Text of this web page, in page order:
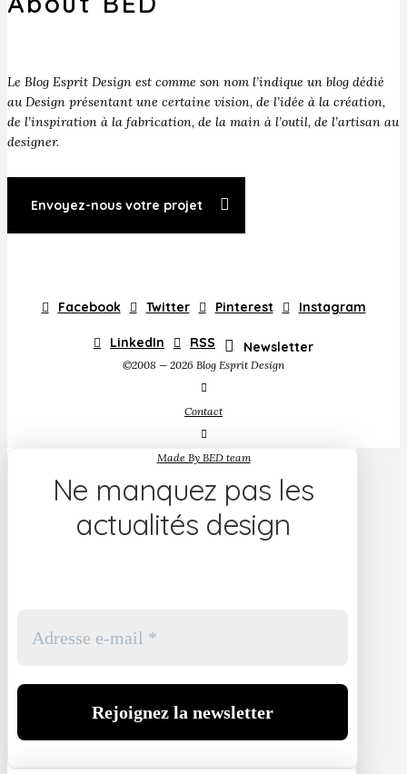
Le Blog Esprit Design est comme son nom l’indique un blog dédié
au Design présentant une certaine vision, de l’idée à la création,
de l’inspiration à la fabrication, de la main à l’outil, de l’artisan au
designer.
Envoyez-nous votre projet
Facebook Twitter Pinterest Instagram
LinkedIn RSS Newsletter
©2008 — 2026 Blog Esprit Design
Contact
Made By BED team
Ne manquez pas les
actualités design